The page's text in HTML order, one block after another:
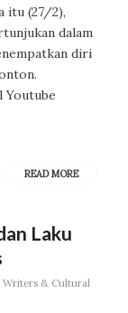
itu (27/2),
dalam
diri
Youtube
READ MORE
Laku
Writers & Cultural